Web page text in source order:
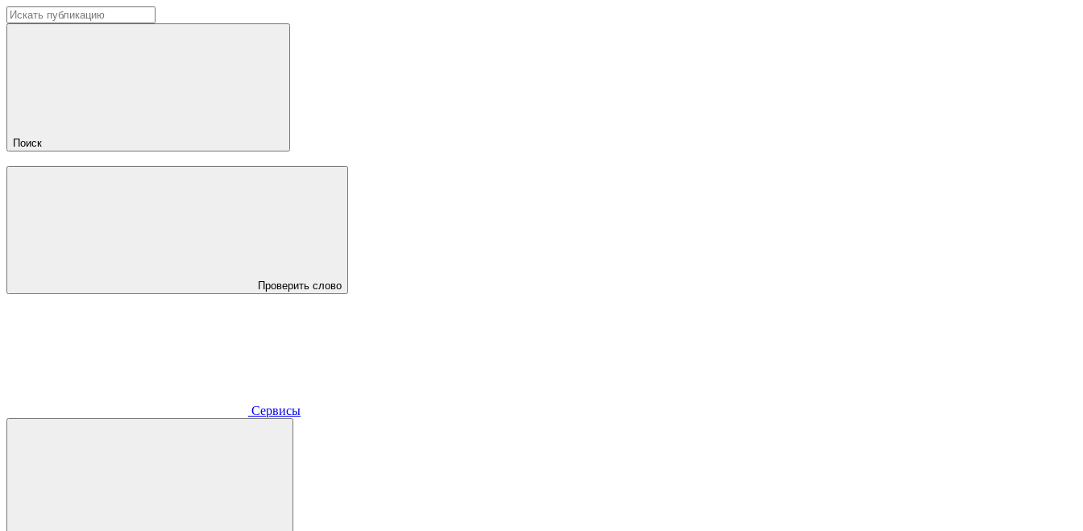
Поиск
Проверить слово
Сервисы